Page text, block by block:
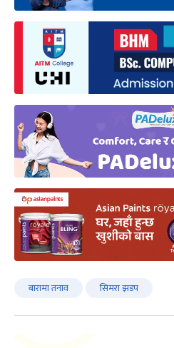
बारामा तनाव सिमरा झडप